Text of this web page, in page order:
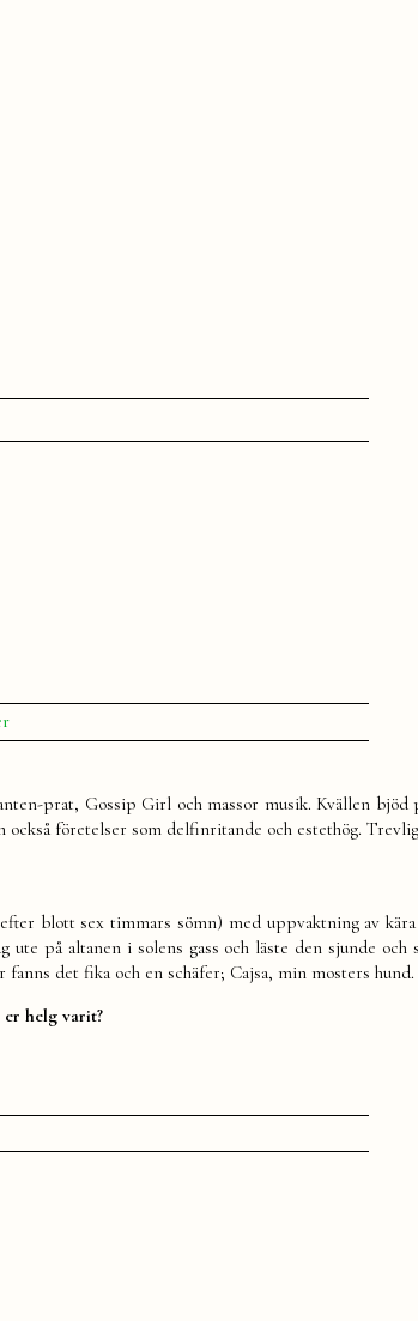
till
Min
prat, Gossip Girl och massor musik. Kvällen
också företelser som delfinritande och estethög.
blott sex timmars sömn) med uppvaktning av
ute på altanen i solens gass och läste den sjunde
det fika och en schäfer; Cajsa, min mosters hund.
helg varit?